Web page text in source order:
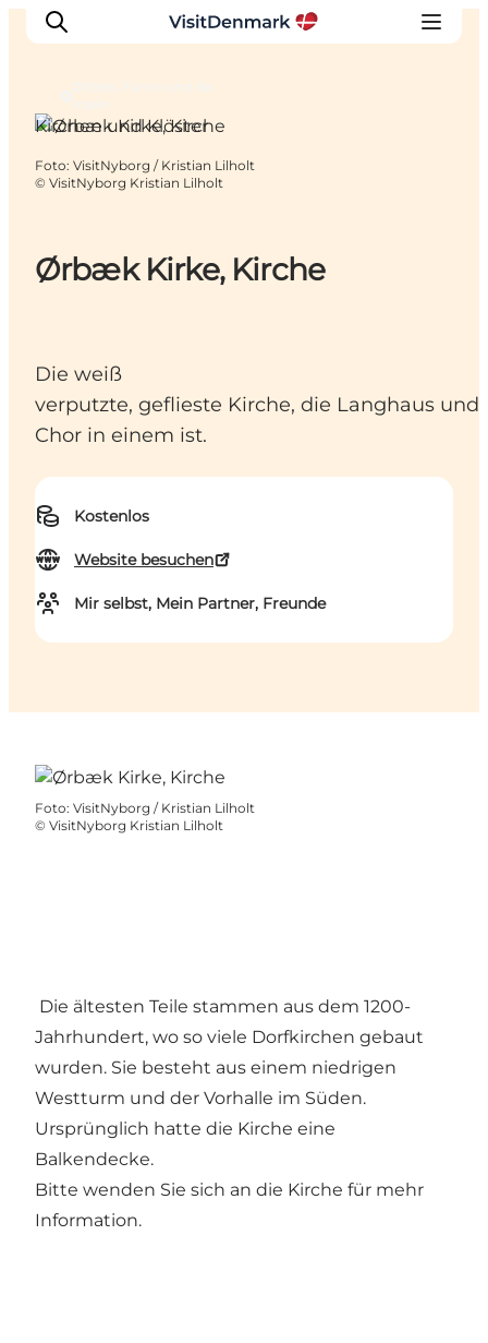
Inspiration
Unterkünfte
Ørbæk Kirke, Kirche
Die weiß
verputzte, geflieste Kirche, die Langhaus und
Chor in einem ist.
Kostenlos
Website besuchen
Mir selbst, Mein Partner, Freunde
Kirchen und Klöster
Foto: VisitNyborg / Kristian Lilholt
© VisitNyborg Kristian Lilholt
Foto: VisitNyborg / Kristian Lilholt
© VisitNyborg Kristian Lilholt
Die ältesten Teile stammen aus dem 1200-
Jahrhundert, wo so viele Dorfkirchen gebaut
wurden. Sie besteht aus einem niedrigen
Westturm und der Vorhalle im Süden.
Ursprünglich hatte die Kirche eine
Balkendecke.
Bitte wenden Sie sich an die Kirche für mehr
Information.